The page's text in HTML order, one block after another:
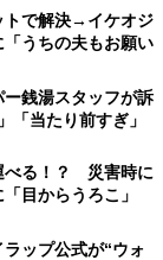
トで解決→イケオジ
うちの夫もお願い
銭湯スタッフが訴
「当たり前すぎ」
べる！？ 災害時に
目からうろこ」
ラップ公式が“ウォ